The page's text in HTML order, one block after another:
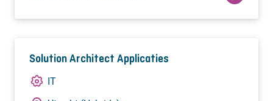
Solution Architect Applicaties
IT